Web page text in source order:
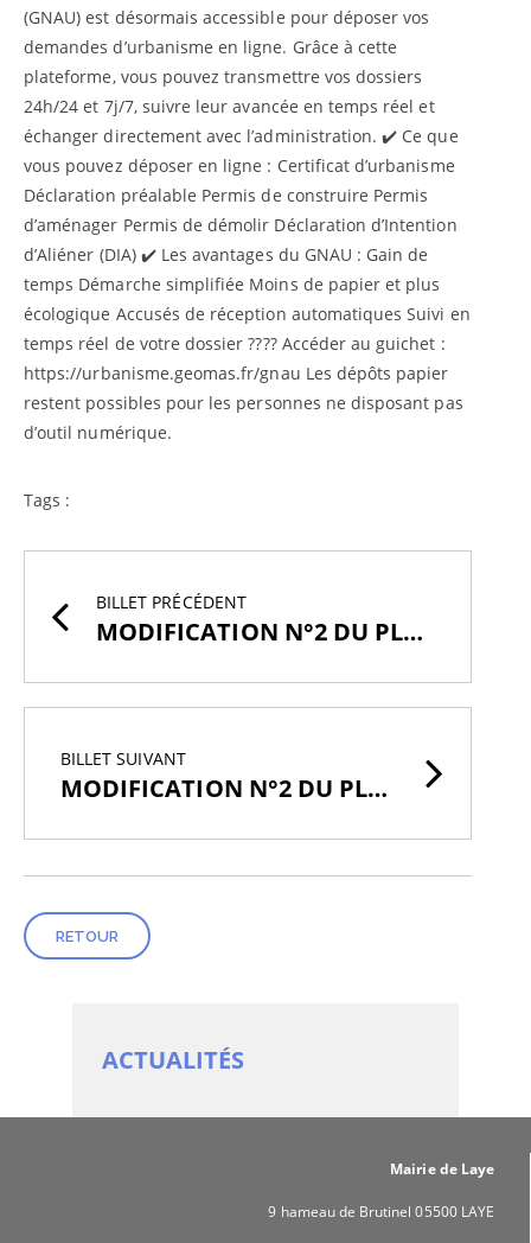
(GNAU) est désormais accessible pour déposer vos
demandes d’urbanisme en ligne. Grâce à cette
plateforme, vous pouvez transmettre vos dossiers
24h/24 et 7j/7, suivre leur avancée en temps réel et
échanger directement avec l’administration. ✔️ Ce que
vous pouvez déposer en ligne : Certificat d’urbanisme
Déclaration préalable Permis de construire Permis
d’aménager Permis de démolir Déclaration d’Intention
d’Aliéner (DIA) ✔️ Les avantages du GNAU : Gain de
temps Démarche simplifiée Moins de papier et plus
écologique Accusés de réception automatiques Suivi en
temps réel de votre dossier ???? Accéder au guichet :
https://urbanisme.geomas.fr/gnau Les dépôts papier
restent possibles pour les personnes ne disposant pas
d’outil numérique.
Tags :
BILLET PRÉCÉDENT
MODIFICATION N°2 DU PLU DE LA COMMUNE DE LAYE
BILLET SUIVANT
MODIFICATION N°2 DU PLU DE LA COMMUNE DE LAYE
RETOUR
ACTUALITÉS
Mairie de Laye
9 hameau de Brutinel 05500 LAYE